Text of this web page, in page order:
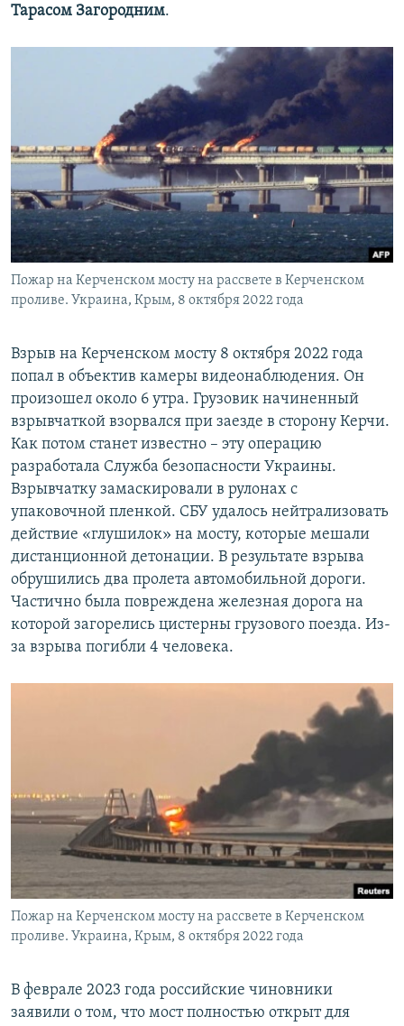
Тарасом Загородним.
Пожар на Керченском мосту на рассвете в Керченском
проливе. Украина, Крым, 8 октября 2022 года
Взрыв на Керченском мосту 8 октября 2022 года
попал в объектив камеры видеонаблюдения. Он
произошел около 6 утра. Грузовик начиненный
взрывчаткой взорвался при заезде в сторону Керчи.
Как потом станет известно – эту операцию
разработала Служба безопасности Украины.
Взрывчатку замаскировали в рулонах с
упаковочной пленкой. СБУ удалось нейтрализовать
действие «глушилок» на мосту, которые мешали
дистанционной детонации. В результате взрыва
обрушились два пролета автомобильной дороги.
Частично была повреждена железная дорога на
которой загорелись цистерны грузового поезда. Из-
за взрыва погибли 4 человека.
Пожар на Керченском мосту на рассвете в Керченском
проливе. Украина, Крым, 8 октября 2022 года
В феврале 2023 года российские чиновники
заявили о том, что мост полностью открыт для